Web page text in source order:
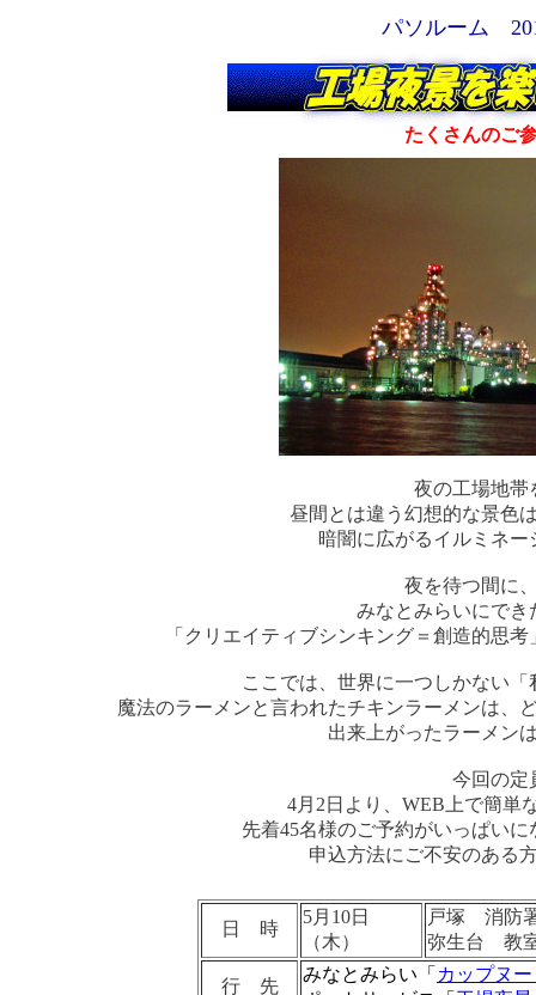
パソルーム
たくさんのご
夜の工場地帯
昼間とは違う幻想的な景色
暗闇に広がるイルミネ
夜を待つ間に
みなとみらいにでき
「クリエイティブシンキング＝創造的思
ここでは、世界に一つしかない
魔法のラーメンと言われたチキンラーメンは、
出来上がったラーメン
今回の定
4月2日より、WEB上で簡単
先着45名様のご予約がいっぱい
申込方法にご不安のある
日 時
5月10日
（木）
戸塚 消防
弥生台 教
行 先
みなとみらい「 カップヌ